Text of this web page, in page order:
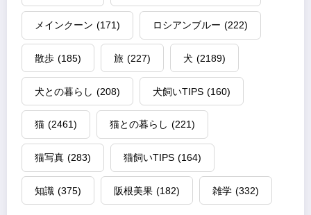
メインクーン (171) ロシアンブルー (222)
散歩 (185) 旅 (227) 犬 (2189)
犬との暮らし (208) 犬飼いTIPS (160)
猫 (2461) 猫との暮らし (221)
猫写真 (283) 猫飼いTIPS (164)
知識 (375) 阪根美果 (182) 雑学 (332)